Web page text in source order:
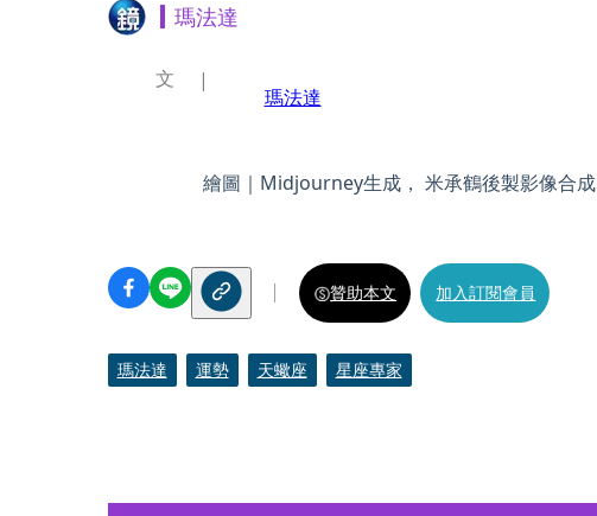
瑪法達
文
瑪法達
繪圖｜Midjourney生成， 米承鶴後製影像合成
贊助本文 加入訂閱會員
瑪法達 運勢 天蠍座 星座專家